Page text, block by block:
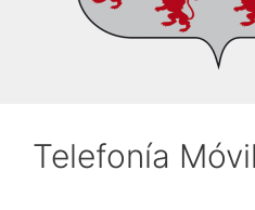
Telefonía